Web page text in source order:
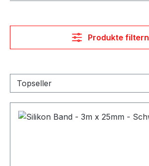
Produkte filtern